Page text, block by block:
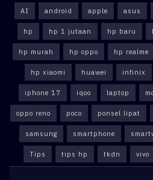
AI android apple asus
hp hp 1 jutaan hp baru
hp murah hp oppo hp realme
hp xiaomi huawei infinix
iphone 17 iqoo laptop
oppo reno poco ponsel lipat
samsung smartphone
Tips tips hp tkdn vivo